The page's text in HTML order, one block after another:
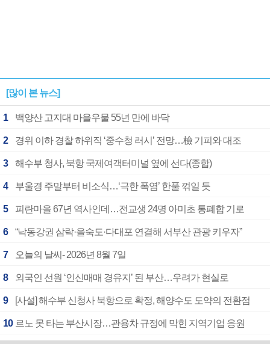
[많이 본 뉴스]
1 백양산 고지대 마을우물 55년 만에 바닥
2 경위 이하 경찰 하위직 ‘중수청 러시’ 전망…檢 기피와 대조
3 해수부 청사, 북항 국제여객터미널 옆에 선다(종합)
4 부울경 주말부터 비소식…‘극한 폭염’ 한풀 꺾일 듯
5 피란마을 67년 역사인데…전교생 24명 아미초 통폐합 기로
6 “낙동강권 삼락·을숙도·다대포 연결해 서부산 관광 키우자”
7 오늘의 날씨- 2026년 8월 7일
8 외국인 선원 ‘인신매매 경유지’ 된 부산…우려가 현실로
9 [사설] 해수부 신청사 북항으로 확정, 해양수도 도약의 전환점
10 르노 못 타는 부산시장…관용차 규정에 막힌 지역기업 응원